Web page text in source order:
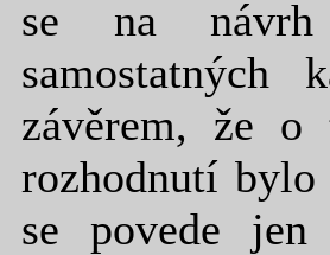
se na návrh
samostatných
závěrem, že o
rozhodnutí bylo
se povede